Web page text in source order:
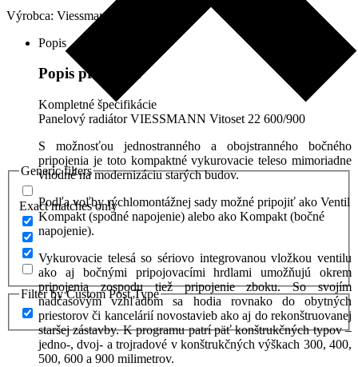
Generic filters
Exact matches only
Filter by Custom Post Type
Výrobca: Viessmann
Popis
Popis produktu
Kompletné špecifikácie
Panelový radiátor VIESSMANN Vitoset 22 600/900
S možnosťou jednostranného a obojstranného bočného
pripojenia je toto kompaktné vykurovacie teleso mimoriadne
vhodné na modernizáciu starých budov.
Podľa voľby rýchlomontážnej sady možné pripojiť ako Ventil
Kompakt (spodné napojenie) alebo ako Kompakt (bočné
napojenie).
Vykurovacie telesá so sériovo integrovanou vložkou ventilu
ako aj bočnými pripojovacími hrdlami umožňujú okrem
pripojenia zospodu tiež pripojenie zboku. So svojím
nadčasovým vzhľadom sa hodia rovnako do obytných
priestorov či kancelárií novostavieb ako aj do rekonštruovanej
staršej zástavby. K programu patrí päť konštrukčných typov –
jedno-, dvoj- a trojradové v konštrukčných výškach 300, 400,
500, 600 a 900 milimetrov.